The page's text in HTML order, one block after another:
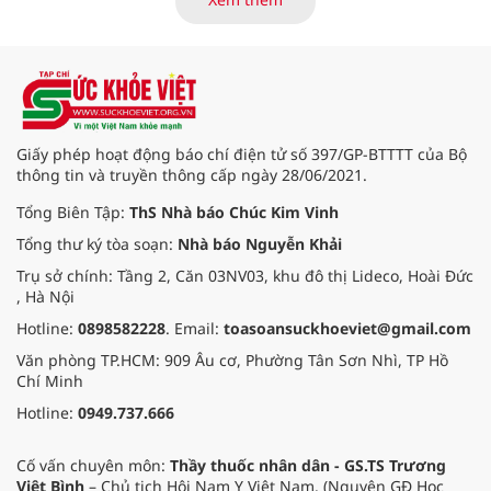
mạc và đậm chất nhân văn. Ở nơi
Giấy phép hoạt động báo chí điện tử số 397/GP-BTTTT của Bộ
thông tin và truyền thông cấp ngày 28/06/2021.
Tổng Biên Tập: ThS Nhà báo Chúc Kim Vinh
Tổng thư ký tòa soạn: Nhà báo Nguyễn Khải
Trụ sở chính: Tầng 2, Căn 03NV03, khu đô thị Lideco, Hoài Đức
, Hà Nội
Hotline: 0898582228. Email: toasoansuckhoeviet@gmail.com
Văn phòng TP.HCM: 909 Âu cơ, Phường Tân Sơn Nhì, TP Hồ
Chí Minh
Hotline: 0949.737.666
Cố vấn chuyên môn: Thầy thuốc nhân dân - GS.TS Trương
Việt Bình – Chủ tịch Hội Nam Y Việt Nam. (Nguyên GĐ Học